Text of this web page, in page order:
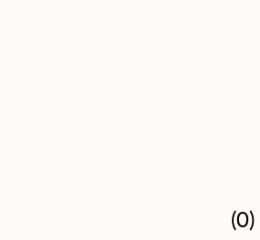
(
0
)